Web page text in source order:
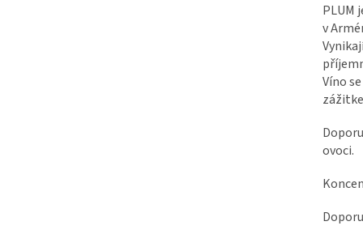
PLUM
v
Víno
ovoci.